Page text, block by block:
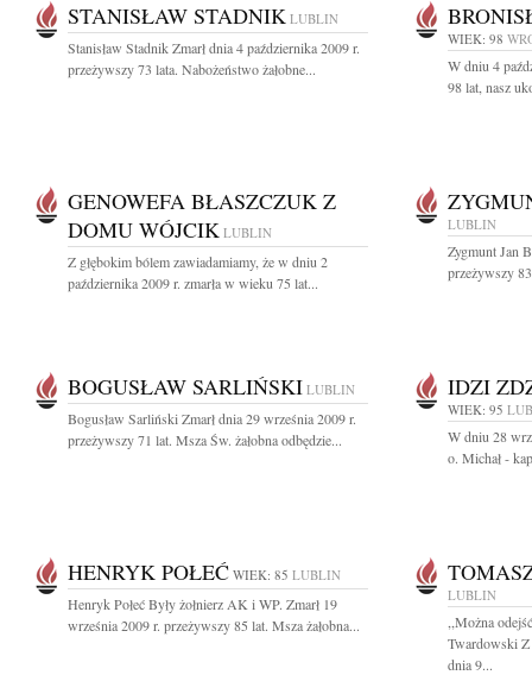
STANISŁAW STADNIK LUBLIN
Stanisław Stadnik Zmarł dnia 4 października 2009 r.
przeżywszy 73 lata. Nabożeństwo żałobne...
WIEK: 98
W dniu 4
98 lat, nasz
GENOWEFA BŁASZCZUK Z
DOMU WÓJCIK LUBLIN
Z głębokim bólem zawiadamiamy, że w dniu 2
października 2009 r. zmarła w wieku 75 lat...
LUBLIN
Zygmunt Jan
przeżywszy
BOGUSŁAW SARLIŃSKI LUBLIN
Bogusław Sarliński Zmarł dnia 29 września 2009 r.
przeżywszy 71 lat. Msza Św. żałobna odbędzie...
IDZI
WIEK: 95
W dniu 28
o. Michał -
HENRYK POŁEĆ WIEK: 85 LUBLIN
Henryk Połeć Były żołnierz AK i WP. Zmarł 19
września 2009 r. przeżywszy 85 lat. Msza żałobna...
LUBLIN
,,Można
Twardowski Z
dnia 9...